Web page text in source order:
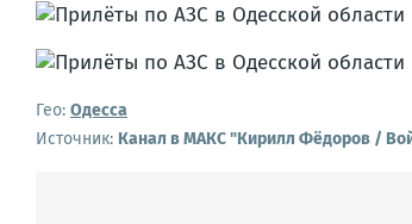
Гео: Одесса
Источник: Канал в МАКС "Кирилл Фёдоров /